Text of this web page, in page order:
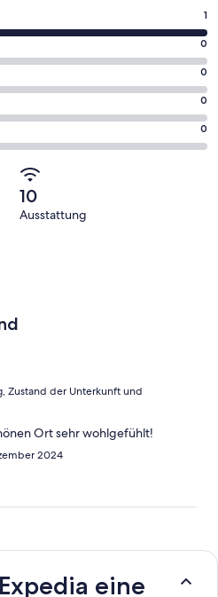
1
0
0
0
0
10
Ausstattung
Zustand der Unterkunft und
Ort sehr wohlgefühlt!
2024
eine